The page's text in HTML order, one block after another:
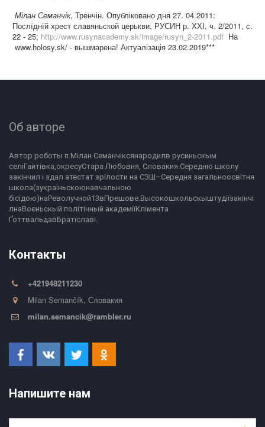
Мілан Семанчік, Тренчін. Опубліковано дня 27. 04.2011:
Послїднїй хрест славяньской церькви, РУСИН р. ХХІ, ч. 2/2011, с.
22 - 25; http://www.rusynacademy.sk/image/rusyn_2-2011.pdf На
www.holosy.sk/ - вышмарена! Актуалізація 23.02.2019***
Об авторе
Автор роботы п.Мілан Семанчіксянародилв русиньскым
селіГайтівка,окресуСтара Любовня, Словакия.Середню школу
закінчил і здал атестат зрілости на СЗШ–Середня загальноосвітня
школа(зукраїньскоюнавчальною
бісїдою)наРеволучной13вПрешове.Высокошкольскыштудіїзакінчі
лнаВоєньскый політічный академіїКлімента
ҐоттвальдавБратїславі.
Контакты
+421948211230
Milan Semančík, Словакия
milan.semancik@rambler.ru
Напишите нам